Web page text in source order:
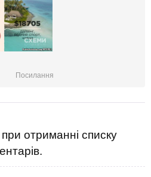
Посилання
отриманні списку